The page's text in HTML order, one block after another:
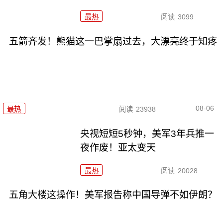
最热 阅读 3099
五箭齐发！熊猫这一巴掌扇过去，大漂亮终于知疼
最热 阅读 23938 08-06
央视短短5秒钟，美军3年兵推一
夜作废！亚太变天
最热 阅读 20028
五角大楼这操作！美军报告称中国导弹不如伊朗？